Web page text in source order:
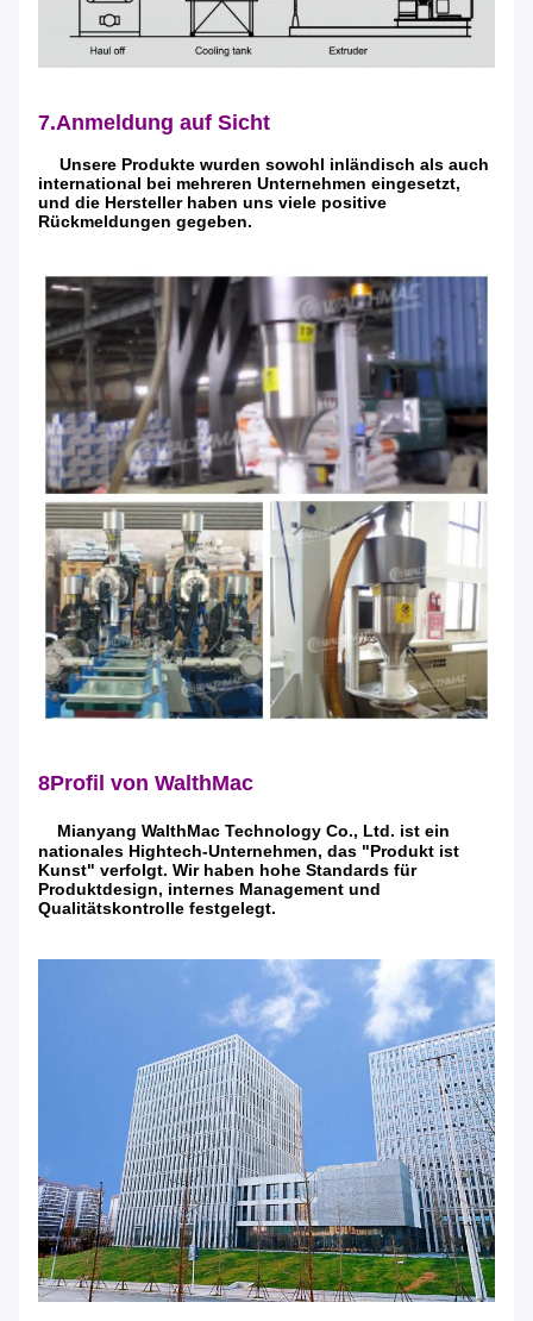
7.Anmeldung auf Sicht
Unsere Produkte wurden sowohl inländisch als auch
international bei mehreren Unternehmen eingesetzt,
und die Hersteller haben uns viele positive
Rückmeldungen gegeben.
8Profil von WalthMac
Mianyang WalthMac Technology Co., Ltd. ist ein
nationales Hightech-Unternehmen, das "Produkt ist
Kunst" verfolgt. Wir haben hohe Standards für
Produktdesign, internes Management und
Qualitätskontrolle festgelegt.